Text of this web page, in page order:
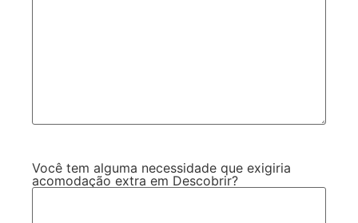
Você tem alguma necessidade que exigiria
acomodação extra em Descobrir?